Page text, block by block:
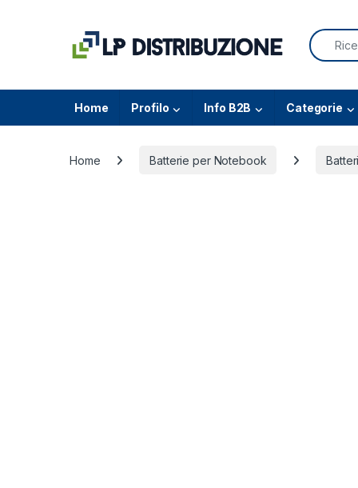
Search
Home Profilo Info B2B Categorie
Home Batterie per Notebook